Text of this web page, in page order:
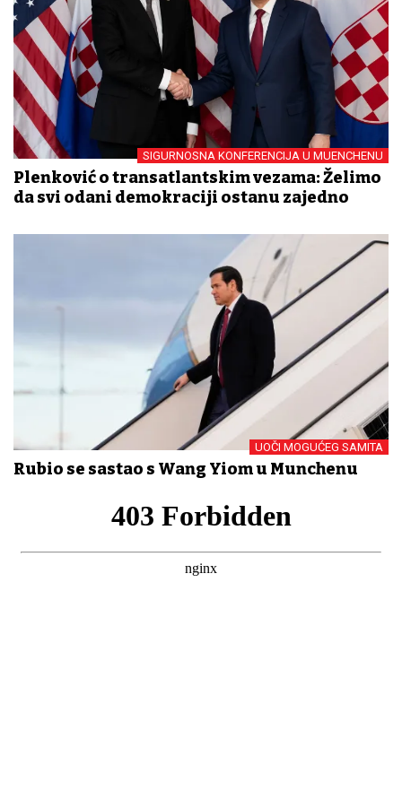
SIGURNOSNA KONFERENCIJA U MUENCHENU
Plenković o transatlantskim vezama: Želimo
da svi odani demokraciji ostanu zajedno
UOČI MOGUĆEG SAMITA
Rubio se sastao s Wang Yiom u Munchenu